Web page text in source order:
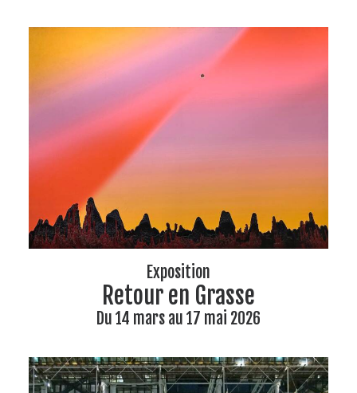
Exposition
Retour en Grasse
Du 14 mars au 17 mai 2026